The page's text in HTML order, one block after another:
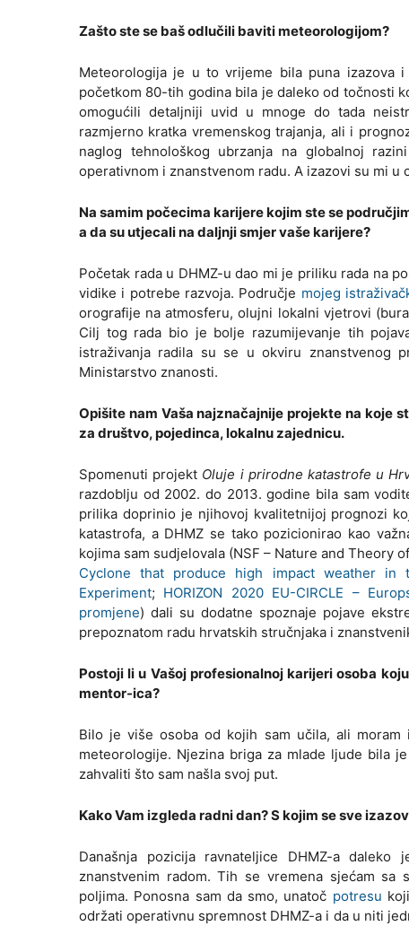
Zašto ste se baš odlučili baviti meteorologijom?
Meteorologija je u to vrijeme bila puna izazova
početkom 80-tih godina bila je daleko od točnosti
omogućili detaljniji uvid u mnoge do tada
razmjerno kratka vremenskog trajanja, ali i
naglog tehnološkog ubrzanja na globalnoj
operativnom i znanstvenom radu. A izazovi su mi
Na samim počecima karijere kojim ste se
a da su utjecali na daljnji smjer vaše karijere?
Početak rada u DHMZ-u dao mi je priliku rada na
vidike i potrebe razvoja. Područje mojeg
orografije na atmosferu, olujni lokalni vjetrovi
Cilj tog rada bio je bolje razumijevanje tih
istraživanja radila su se u okviru znanstvenog
Ministarstvo znanosti.
Opišite nam Vaša najznačajnije projekte na koje
za društvo, pojedinca, lokalnu zajednicu.
Spomenuti projekt Oluje i prirodne katastrofe u
razdoblju od 2002. do 2013. godine bila sam
prilika doprinio je njihovoj kvalitetnijoj prognozi
katastrofa, a DHMZ se tako pozicionirao kao
kojima sam sudjelovala (NSF – Nature and Theory
Cyclone that produce high impact weather in
Experiment; HORIZON 2020 EU-CIRCLE –
promjene) dali su dodatne spoznaje pojave
prepoznatom radu hrvatskih stručnjaka i
Postoji li u Vašoj profesionalnoj karijeri osoba
mentor-ica?
Bilo je više osoba od kojih sam učila, ali
meteorologije. Njezina briga za mlade ljude bila
zahvaliti što sam našla svoj put.
Kako Vam izgleda radni dan? S kojim se sve
Današnja pozicija ravnateljice DHMZ-a
znanstvenim radom. Tih se vremena sjećam sa
poljima. Ponosna sam da smo, unatoč potresu
održati operativnu spremnost DHMZ-a i da u niti